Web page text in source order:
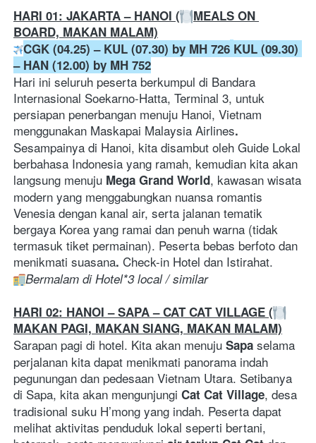
HARI 01: JAKARTA – HANOI (
MEALS ON
BOARD, MAKAN MALAM)
CGK (04.25) – KUL (07.30) by MH 726 KUL (09.30)
– HAN (12.00) by MH 752
Hari ini seluruh peserta berkumpul di Bandara
Internasional Soekarno-Hatta, Terminal 3, untuk
persiapan penerbangan menuju Hanoi, Vietnam
menggunakan Maskapai Malaysia Airlines
Sesampainya di Hanoi, kita disambut oleh Guide Lokal
berbahasa Indonesia yang ramah, kemudian kita akan
langsung menuju Mega Grand World, kawasan wisata
modern yang menggabungkan nuansa romantis
Venesia dengan kanal air, serta jalanan tematik
bergaya Korea yang ramai dan penuh warna (tidak
termasuk tiket permainan). Peserta bebas berfoto dan
menikmati suasana. Check-in Hotel dan Istirahat.
Bermalam di Hotel*3 local / similar
HARI 02: HANOI – SAPA – CAT CAT VILLAGE (
MAKAN PAGI, MAKAN SIANG, MAKAN MALAM)
Sarapan pagi di hotel. Kita akan menuju Sapa selama
perjalanan kita dapat menikmati panorama indah
pegunungan dan pedesaan Vietnam Utara. Setibanya
di Sapa, kita akan mengunjungi Cat Cat Village, desa
tradisional suku H’mong yang indah. Peserta dapat
melihat aktivitas penduduk lokal seperti bertani,